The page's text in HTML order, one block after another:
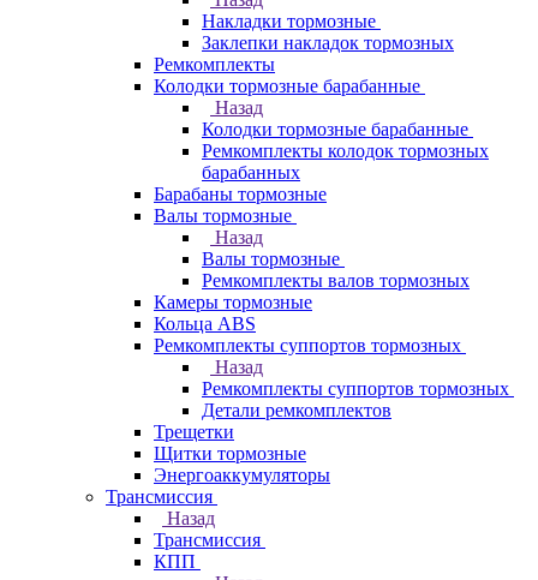
Накладки тормозные
Заклепки накладок тормозных
Ремкомплекты
Колодки тормозные барабанные
Назад
Колодки тормозные барабанные
Ремкомплекты колодок тормозных
барабанных
Барабаны тормозные
Валы тормозные
Назад
Валы тормозные
Ремкомплекты валов тормозных
Камеры тормозные
Кольца ABS
Ремкомплекты суппортов тормозных
Назад
Ремкомплекты суппортов тормозных
Детали ремкомплектов
Трещетки
Щитки тормозные
Энергоаккумуляторы
Трансмиссия
Назад
Трансмиссия
КПП